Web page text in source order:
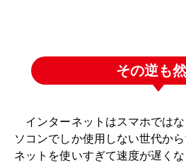
その逆も
インターネットはスマホでは
ソコンでしか使用しない世代か
ネットを使いすぎて速度が遅く